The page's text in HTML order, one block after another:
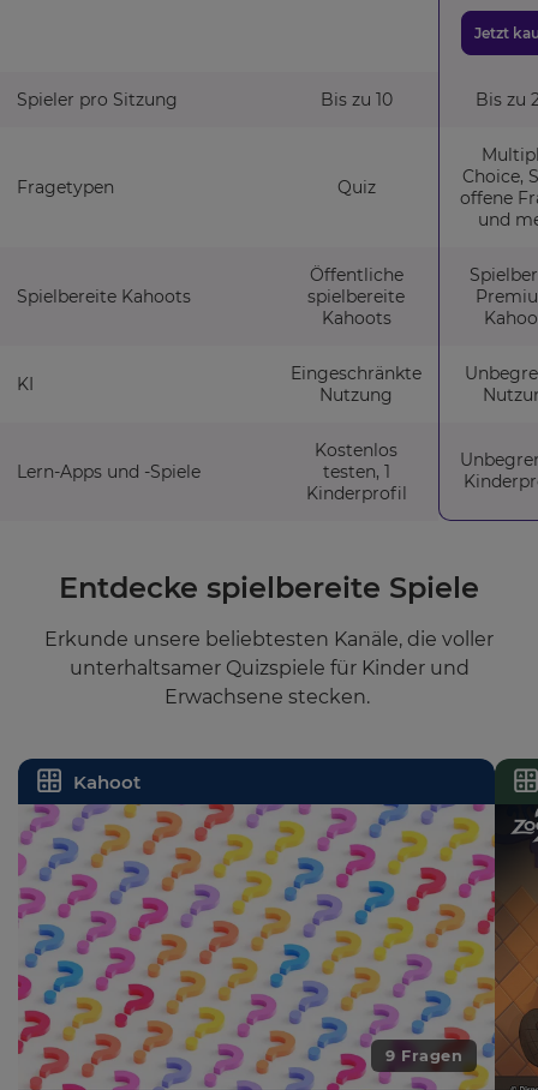
Jetzt
Spieler pro Sitzung Bis zu 10 Bis zu
Fragetypen Quiz
Choice,
offene
und
Spielbereite Kahoots
Öffentliche
spielbereite
Kahoots
KI
Eingeschränkte
Nutzung
Lern-Apps und -Spiele
Kostenlos
testen, 1
Kinderprofil
Entdecke spielbereite Spiele
Erkunde unsere beliebtesten Kanäle, die voller
unterhaltsamer Quizspiele für Kinder und
Erwachsene stecken.
Kahoot
9 Fragen
for
Language
your
preferred
site.
across
Cancel